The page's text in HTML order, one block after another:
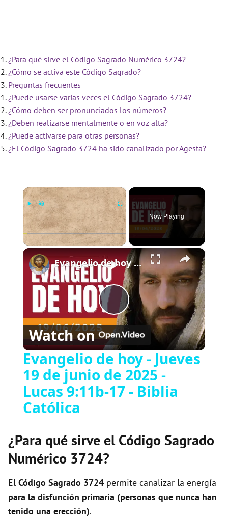
¿Para qué sirve el Código Sagrado Numérico 3724?
¿Cómo se activa este Código Sagrado?
Preguntas frecuentes
¿Puede usarse varias veces el Código Sagrado 3724?
¿Cómo deben ser pronunciados los números?
¿Deben realizarse mentalmente o en voz alta?
¿Puede activarse para otras personas?
¿El Código Sagrado 3724 ha sido canalizado por Agesta?
×
Fullscreen
Now Playing
×
P
l
a
V
d
Evangelio de hoy - Jueves 19 de junio de 2025 - Lucas 9:11b-17 - Biblia Católica
Watch on
Evangelio de hoy - Jueves
19 de junio de 2025 -
Lucas 9:11b-17 - Biblia
Católica
¿Para qué sirve el Código Sagrado
Numérico 3724?
El Código Sagrado 3724 permite canalizar la energía
para la disfunción primaria (personas que nunca han
tenido una erección).